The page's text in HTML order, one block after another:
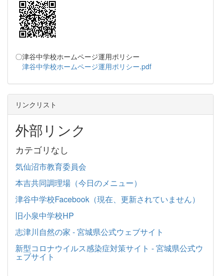
〇津谷中学校ホームページ運用ポリシー
津谷中学校ホームページ運用ポリシー.pdf
リンクリスト
外部リンク
カテゴリなし
気仙沼市教育委員会
本吉共同調理場（今日のメニュー）
津谷中学校Facebook（現在、更新されていません）
旧小泉中学校HP
志津川自然の家 - 宮城県公式ウェブサイト
新型コロナウイルス感染症対策サイト - 宮城県公式ウ
ェブサイト